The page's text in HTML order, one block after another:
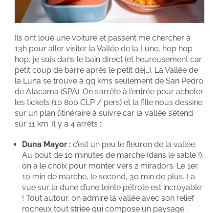
Ils ont loué une voiture et passent me chercher à
13h pour aller visiter la Vallée de la Lune, hop hop
hop, je suis dans le bain direct (et heureusement car
petit coup de barre après le petit déj…). La Vallée de
la Luna se trouve à qq kms seulement de San Pedro
de Atacama (SPA). On s’arrête à l’entrée pour acheter
les tickets (10 800 CLP / pers) et la fille nous dessine
sur un plan l’itinéraire à suivre car la vallée s’étend
sur 11 km. Il y a 4 arrêts :
Duna Mayor : c’est un peu le fleuron de la vallée.
Au bout de 10 minutes de marche (dans le sable !),
on a le choix pour monter vers 2 miradors. Le 1er,
10 min de marche, le second, 30 min de plus. La
vue sur la dune d’une teinte pétrole est incroyable
! Tout autour, on admire la vallée avec son relief
rocheux tout striée qui compose un paysage…